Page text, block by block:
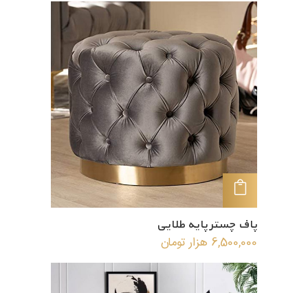
افزودن به سبد خرید
پاف چستر پایه طلایی
6,500,000 هزار تومان